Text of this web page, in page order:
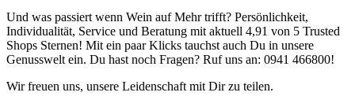
Und was passiert wenn Wein auf Mehr trifft? Persönlichkeit,
Individualität, Service und Beratung mit aktuell 4,91 von 5 Trusted
Shops Sternen! Mit ein paar Klicks tauchst auch Du in unsere
Genusswelt ein. Du hast noch Fragen? Ruf uns an: 0941 466800!
Wir freuen uns, unsere Leidenschaft mit Dir zu teilen.